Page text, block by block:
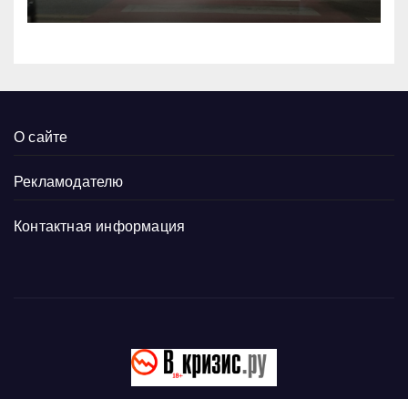
О сайте
Рекламодателю
Контактная информация